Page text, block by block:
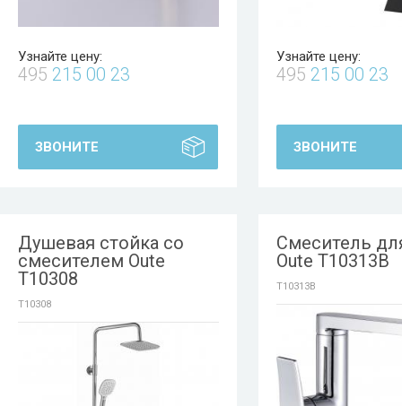
Узнайте цену:
495 215 00 23
ЗВОНИТЕ
Узнайте цену:
495 215 00 23
ЗВОНИТЕ
Душевая стойка со
смесителем Oute
T10308
T10308
Смеситель
Oute T10313B
T10313B